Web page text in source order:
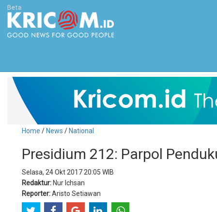
Home / News / National
Presidium 212: Parpol
Selasa, 24 Okt 2017 20:05 WIB
Redaktur: Nur Ichsan
Reporter:Aristo Setiawan